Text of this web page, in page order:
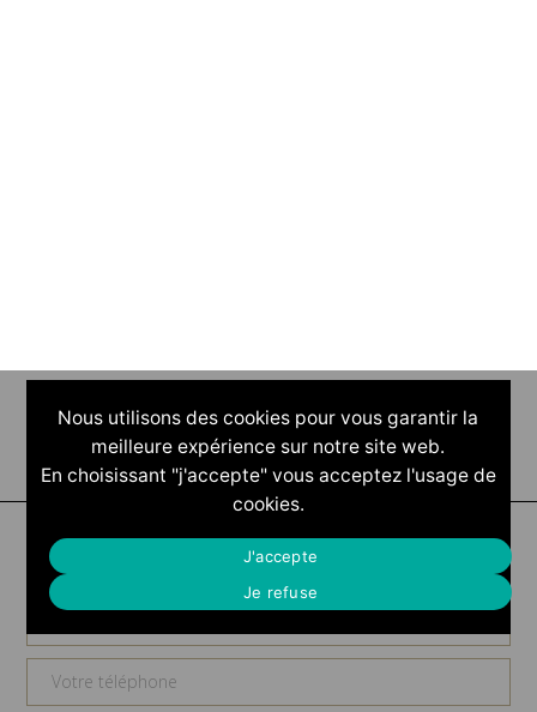
Demande d'informations
Nous utilisons des cookies pour vous garantir la
meilleure expérience sur notre site web.
En choisissant "j'accepte" vous acceptez l'usage de
cookies.
J'accepte
Je refuse